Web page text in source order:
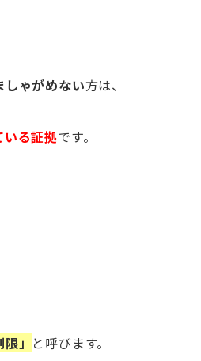
ゃがめない方は、
る証拠です。
」 と呼びます。